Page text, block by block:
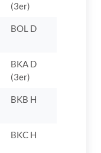
(3er)
BOL D
BKA D
(3er)
BKB H
BKC H